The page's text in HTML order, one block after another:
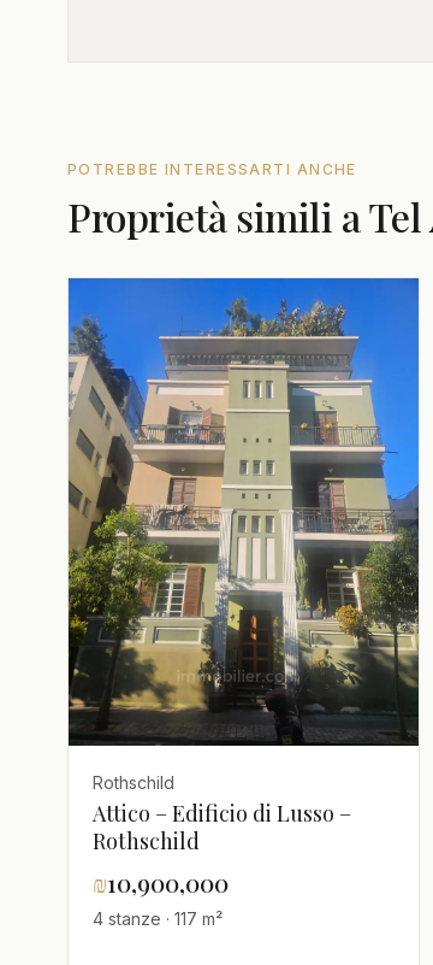
POTREBBE INTERESSARTI ANCHE
Proprietà simili a Tel
Rothschild
Attico – Edificio di Lusso –
Rothschild
₪10,900,000
4 stanze · 117 m²